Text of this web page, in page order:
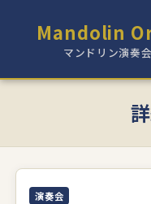
Mandolin
マンドリン演奏
演奏会